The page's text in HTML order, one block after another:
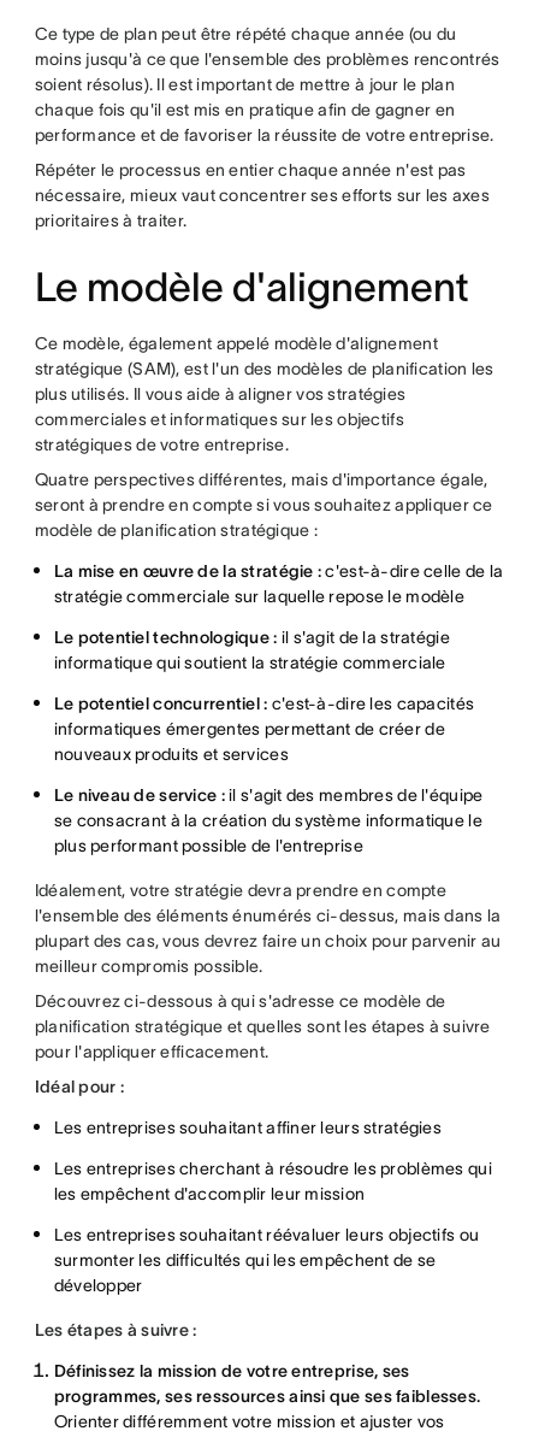
Ce type de plan peut être répété chaque année (ou du
moins jusqu'à ce que l'ensemble des problèmes rencontrés
soient résolus). Il est important de mettre à jour le plan
chaque fois qu'il est mis en pratique afin de gagner en
performance et de favoriser la réussite de votre entreprise.
Répéter le processus en entier chaque année n'est pas
nécessaire, mieux vaut concentrer ses efforts sur les axes
prioritaires à traiter.
Le modèle d'alignement
Ce modèle, également appelé modèle d'alignement
stratégique (SAM), est l'un des modèles de planification les
plus utilisés. Il vous aide à aligner vos stratégies
commerciales et informatiques sur les objectifs
stratégiques de votre entreprise.
Quatre perspectives différentes, mais d'importance égale,
seront à prendre en compte si vous souhaitez appliquer ce
modèle de planification stratégique :
La mise en œuvre de la stratégie :c'est-à-dire celle de la
stratégie commerciale sur laquelle repose le modèle
Le potentiel technologique : il s'agit de la stratégie
informatique qui soutient la stratégie commerciale
Le potentiel concurrentiel : c'est-à-dire les capacités
informatiques émergentes permettant de créer de
nouveaux produits et services
Le niveau de service :il s'agit des membres de l'équipe
se consacrant à la création du système informatique le
plus performant possible de l'entreprise
Idéalement, votre stratégie devra prendre en compte
l'ensemble des éléments énumérés ci-dessus, mais dans la
plupart des cas, vous devrez faire un choix pour parvenir au
meilleur compromis possible.
Découvrez ci-dessous à qui s'adresse ce modèle de
planification stratégique et quelles sont les étapes à suivre
pour l'appliquer efficacement.
Idéal pour :
Les entreprises souhaitant affiner leurs stratégies
Les entreprises cherchant à résoudre les problèmes qui
les empêchent d'accomplir leur mission
Les entreprises souhaitant réévaluer leurs objectifs ou
surmonter les difficultés qui les empêchent de se
développer
Les étapes à suivre :
Définissez la mission de votre entreprise, ses
programmes, ses ressources ainsi que ses faiblesses.
Orienter différemment votre mission et ajuster vos